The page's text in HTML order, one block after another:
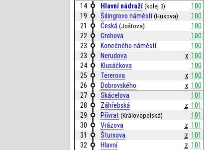
14
Hlavní nádraží (kolej 3)
100
19
Šilingrovo náměstí (Husova)
100
21
Česká (Joštova)
100
22
Grohova
100
23
Konečného náměstí
100
23
Nerudova x 100
24
Klusáčkova
100
25
Tererova x 100
26
Dobrovského x 100
27
Skácelova
101
28
Záhřebská z 101
29
Přívrat (Královopolská)
101
30
Vrázova z 101
31
Štursova z 101
32
Hlavní z 101